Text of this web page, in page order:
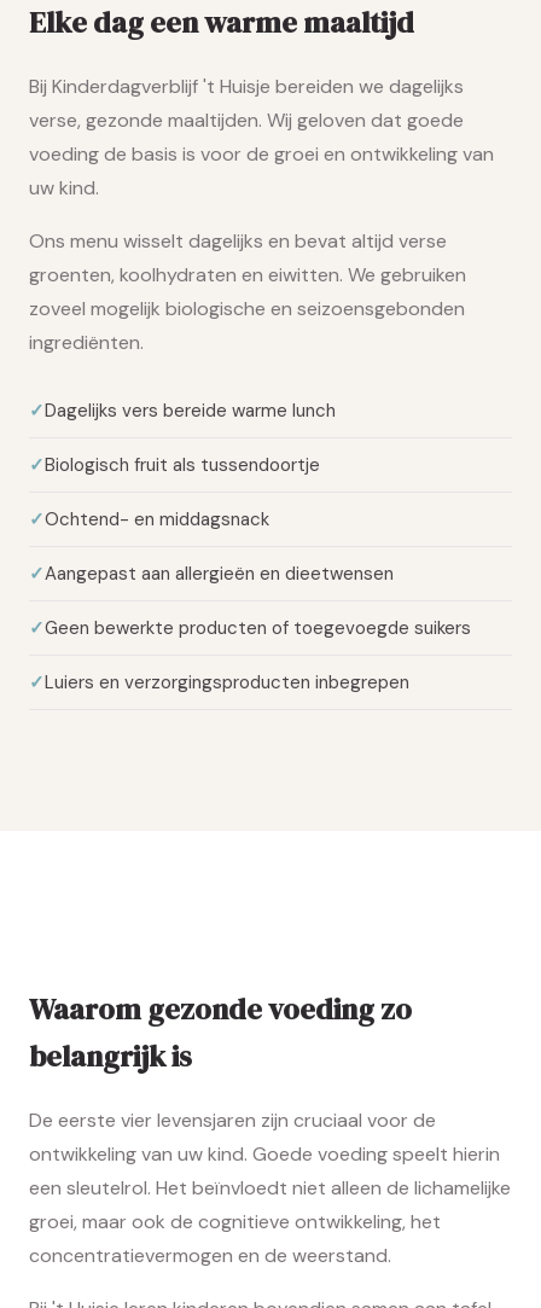
Elke dag een warme maaltijd
Bij Kinderdagverblijf 't Huisje bereiden we dagelijks
verse, gezonde maaltijden. Wij geloven dat goede
voeding de basis is voor de groei en ontwikkeling van
uw kind.
Ons menu wisselt dagelijks en bevat altijd verse
groenten, koolhydraten en eiwitten. We gebruiken
zoveel mogelijk biologische en seizoensgebonden
ingrediënten.
Dagelijks vers bereide warme lunch
Biologisch fruit als tussendoortje
Ochtend- en middagsnack
Aangepast aan allergieën en dieetwensen
Geen bewerkte producten of toegevoegde suikers
Luiers en verzorgingsproducten inbegrepen
Waarom gezonde voeding zo
belangrijk is
De eerste vier levensjaren zijn cruciaal voor de
ontwikkeling van uw kind. Goede voeding speelt hierin
een sleutelrol. Het beïnvloedt niet alleen de lichamelijke
groei, maar ook de cognitieve ontwikkeling, het
concentratievermogen en de weerstand.